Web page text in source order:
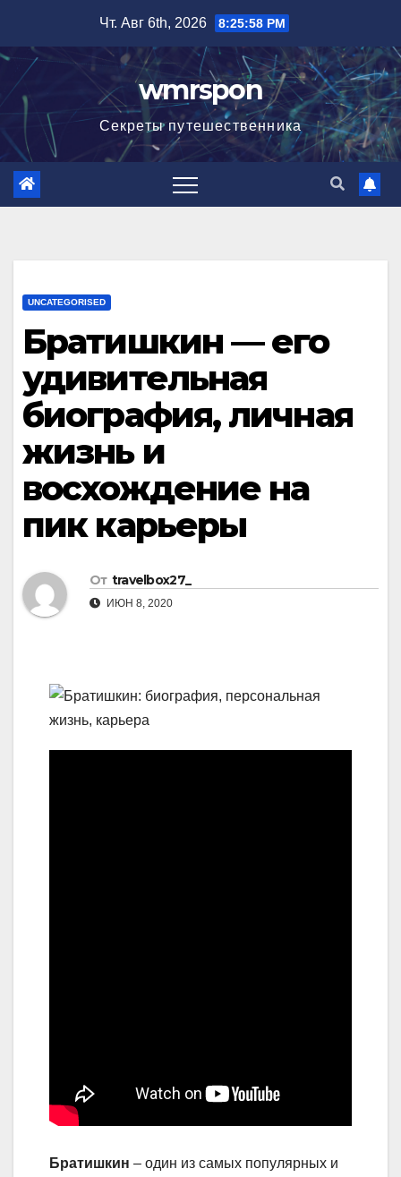
содержимому
Чт. Авг 6th, 2026 8:25:59 PM
wmrspon
Секреты путешественника
UNCATEGORISED
Братишкин — его
удивительная
биография, личная
жизнь и
восхождение на
пик карьеры
От travelbox27_
ИЮН 8, 2020
Братишкин – один из самых популярных и